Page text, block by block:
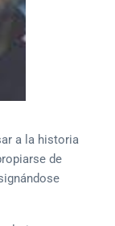
a la historia
de